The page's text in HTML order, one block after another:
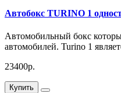
Автобокс TURINO 1
Автомобильный бокс
автомобилей. Turino 1
23400р.
Купить